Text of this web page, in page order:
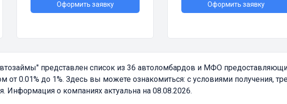
Оформить заявку Оформить заявку
представлен список из 36 автоломбардов и МФО
0.01% до 1%. Здесь вы можете ознакомиться: с условиями получения,
о компаниях актуальна на 08.08.2026.